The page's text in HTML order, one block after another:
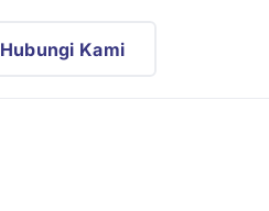
Hubungi Kami